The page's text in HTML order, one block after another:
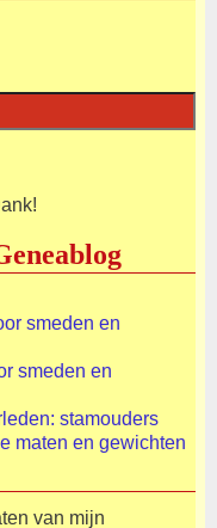
smeden en
smeden en
stamouders
maten en gewichten
van mijn